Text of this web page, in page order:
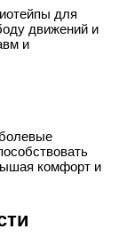
для
движений и
и
комфорт и